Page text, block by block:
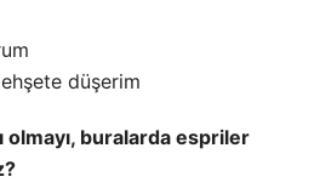
düşerim
olmayı, buralarda espriler